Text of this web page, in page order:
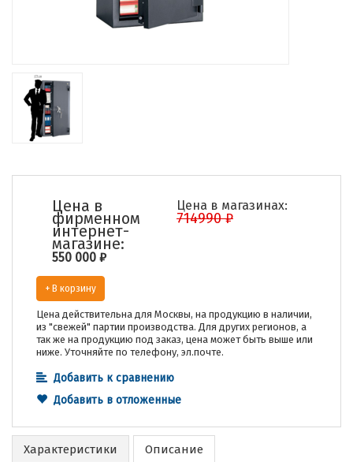
Цена в
фирменном
интернет-
магазине:
550 000 ₽
Цена в магазинах:
714990 ₽
+ В корзину
Цена действительна для Москвы, на продукцию в наличии,
из "свежей" партии производства. Для других регионов, а
так же на продукцию под заказ, цена может быть выше или
ниже. Уточняйте по телефону, эл.почте.
Добавить к сравнению
Добавить в отложенные
Характеристики Описание